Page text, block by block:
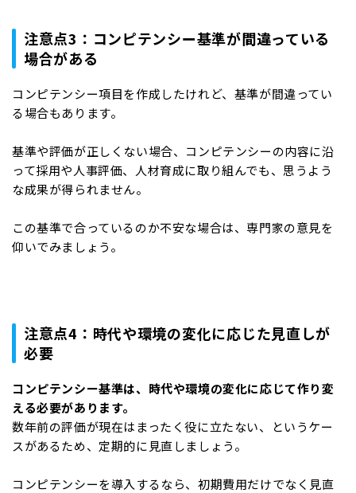
注意点3：コンピテンシー基準が間違っている
場合がある
コンピテンシー項目を作成したけれど、基準が間違ってい
る場合もあります。
基準や評価が正しくない場合、コンピテンシーの内容に沿
って採用や人事評価、人材育成に取り組んでも、思うよう
な成果が得られません。
この基準で合っているのか不安な場合は、専門家の意見を
仰いでみましょう。
注意点4：時代や環境の変化に応じた見直しが
必要
コンピテンシー基準は、時代や環境の変化に応じて作り変
える必要があります。
数年前の評価が現在はまったく役に立たない、というケー
スがあるため、定期的に見直しましょう。
コンピテンシーを導入するなら、初期費用だけでなく見直